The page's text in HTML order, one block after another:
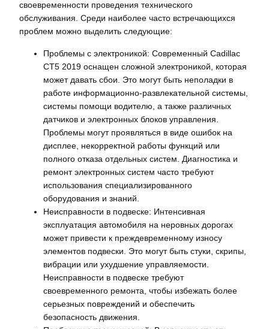
своевременности проведения технического
обслуживания. Среди наиболее часто встречающихся
проблем можно выделить следующие:
Проблемы с электроникой: Современный Cadillac
CT5 2019 оснащен сложной электроникой, которая
может давать сбои. Это могут быть неполадки в
работе информационно-развлекательной системы,
системы помощи водителю, а также различных
датчиков и электронных блоков управления.
Проблемы могут проявляться в виде ошибок на
дисплее, некорректной работы функций или
полного отказа отдельных систем. Диагностика и
ремонт электронных систем часто требуют
использования специализированного
оборудования и знаний.
Неисправности в подвеске: Интенсивная
эксплуатация автомобиля на неровных дорогах
может привести к преждевременному износу
элементов подвески. Это могут быть стуки, скрипы,
вибрации или ухудшение управляемости.
Неисправности в подвеске требуют
своевременного ремонта, чтобы избежать более
серьезных повреждений и обеспечить
безопасность движения.